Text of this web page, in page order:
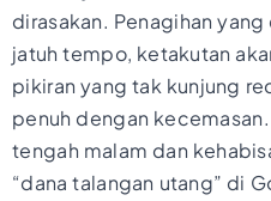
dirasakan. Penagihan
jatuh tempo, ketakutan
pikiran yang tak kunjung
penuh dengan
tengah malam dan
“dana talangan utang” di